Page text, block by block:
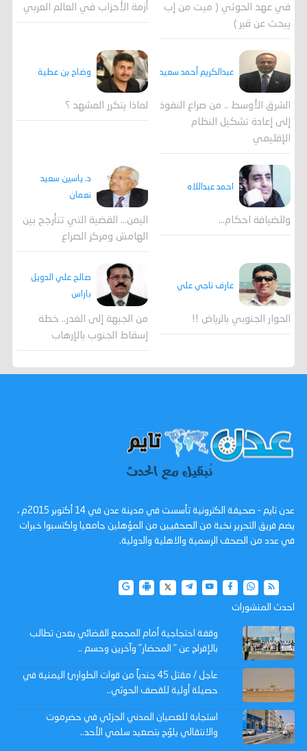
في عهد الحوثي ( ميت من إب
يبحث عن قبر )
أزمة الأحزاب في العالم العربي
عبدالكريم أحمد سعيد
الشرق الأوسط .. من صراع النفوذ
إلى إعادة تشكيل النظام
الإقليمي
وضاح بن عطية
لماذا يتكرر المشهد ؟
احمد عبداللاه
وللضيافة احكام…
د. ياسين سعيد
نعمان
اليمن… القضية التي تتأرجح بين
الهامش ومركز الصراع
عارف ناجي علي
الحوار الجنوبي بالرياض !!
صالح علي الدويل
باراس
من الجبهة إلى الغدر.. خطة
إسقاط الجنوب بالإرهاب
عدن تايم - صحيفة الكترونية تأسست في مدينة عدن في 14 أكتوبر 2015م ،
يضم فريق التحرير نخبة من الصحفيين من المؤهلين جامعيا واكتسبوا خبرات
في عدد من الصحف الرسمية والاهلية والدولية.
احدث المنشورات
وقفة احتجاجية أمام المجمع القضائي بعدن تطالب
بالإفراج عن " المحضار" وآخرين وحسم ..
عاجل / مقتل 45 جندياً من قوات الطوارئ اليمنية في
حصيلة أولية للقصف الحوثي..
استجابة للعصيان المدني الجزئي في حضرموت
والانتقالي يلوّح بتصعيد سلمي الأحد..